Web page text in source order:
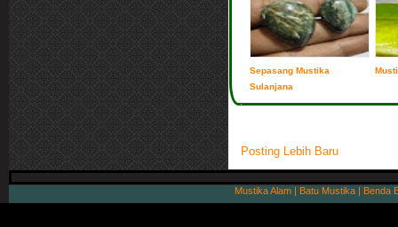
Sepasang Mustika
Sulanjana
Posting Lebih Baru
Mustika Alam | Batu Mustika | Benda